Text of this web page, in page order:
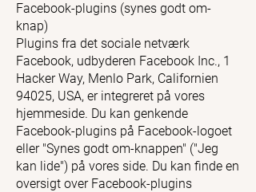
Facebook-plugins (synes godt om-
knap)
Plugins fra det sociale netværk
Facebook, udbyderen Facebook Inc., 1
Hacker Way, Menlo Park, Californien
94025, USA, er integreret på vores
hjemmeside. Du kan genkende
Facebook-plugins på Facebook-logoet
eller "Synes godt om-knappen" ("Jeg
kan lide") på vores side. Du kan finde en
oversigt over Facebook-plugins